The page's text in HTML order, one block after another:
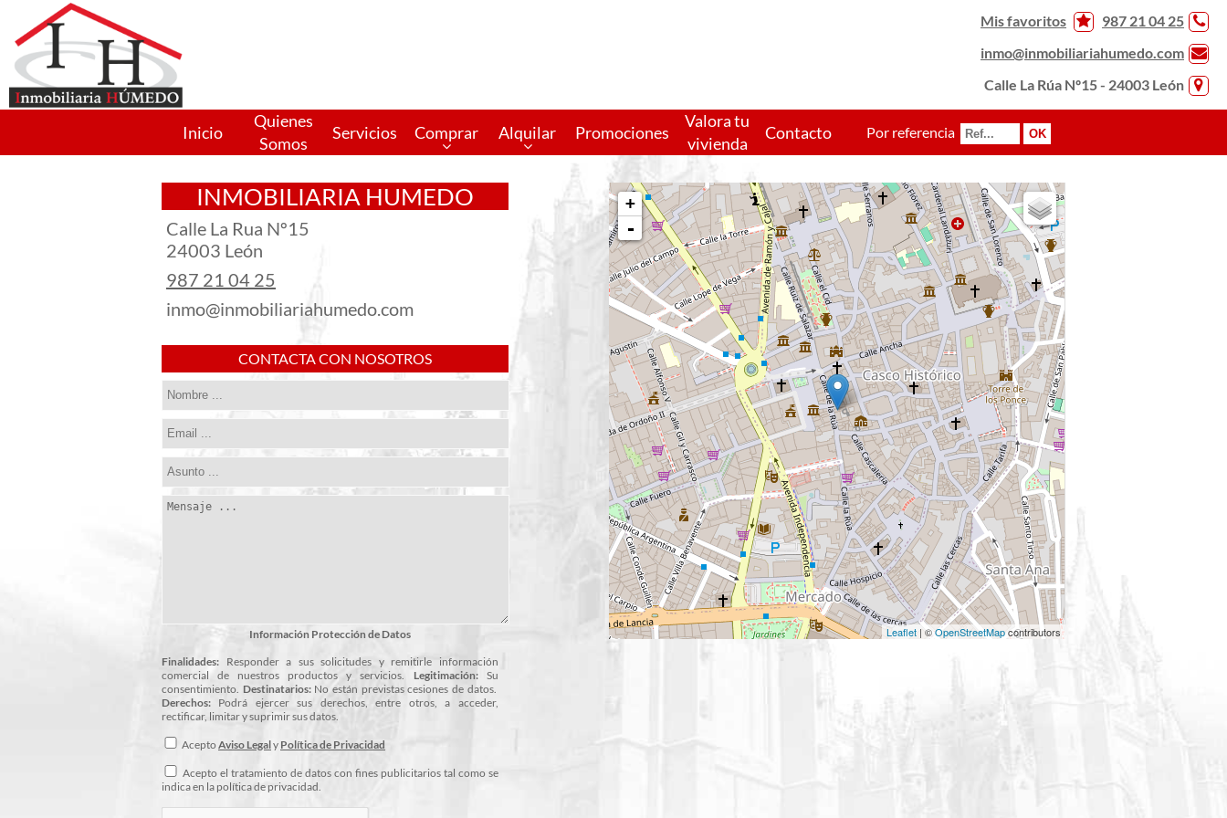
Mis favoritos
987 21 04 25
inmo@inmobiliariahumedo.com
Calle La Rúa Nº15 - 24003 León
Inicio
Quienes
Somos
Servicios Comprar Alquilar Promociones
Valora tu
vivienda
Contacto Por referencia
INMOBILIARIA HUMEDO
Calle La Rua Nº15
24003 León
987 21 04 25
inmo@inmobiliariahumedo.com
+
-
Leaflet | ©OpenStreetMapcontributors
CONTACTA CON NOSOTROS
Información Protección de Datos
Finalidades: Responder a sus solicitudes y remitirle información
comercial de nuestros productos y servicios. Legitimación:Su
consentimiento. Destinatarios:No están previstas cesiones de datos.
Derechos: Podrá ejercer sus derechos, entre otros, a acceder,
rectificar, limitar y suprimir sus datos.
Acepto Aviso Legaly Política de Privacidad
Acepto el tratamiento de datos con fines publicitarios tal como se
indica en la política de privacidad.